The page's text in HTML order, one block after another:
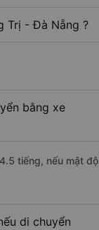
Trị - Đà Nẵng ?
bằng xe
tiếng, nếu mật độ
di chuyển